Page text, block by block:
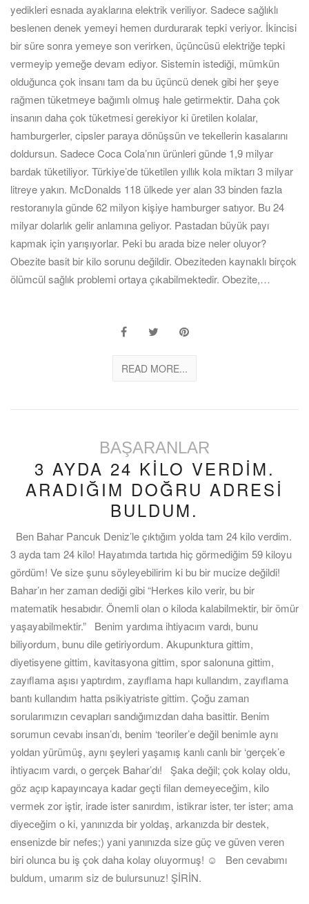
yedikleri esnada ayaklarına elektrik veriliyor. Sadece sağlıklı
beslenen denek yemeyi hemen durdurarak tepki veriyor. İkincisi
bir süre sonra yemeye son verirken, üçüncüsü elektriğe tepki
vermeyip yemeğe devam ediyor. Sistemin istediği, mümkün
olduğunca çok insanı tam da bu üçüncü denek gibi her şeye
rağmen tüketmeye bağımlı olmuş hale getirmektir. Daha çok
insanın daha çok tüketmesi gerekiyor ki üretilen kolalar,
hamburgerler, cipsler paraya dönüşsün ve tekellerin kasalarını
doldursun. Sadece Coca Cola’nın ürünleri günde 1,9 milyar
bardak tüketiliyor. Türkiye’de tüketilen yıllık kola miktarı 3 milyar
litreye yakın. McDonalds 118 ülkede yer alan 33 binden fazla
restoranıyla günde 62 milyon kişiye hamburger satıyor. Bu 24
milyar dolarlık gelir anlamına geliyor. Pastadan büyük payı
kapmak için yarışıyorlar. Peki bu arada bize neler oluyor?
Obezite basit bir kilo sorunu değildir. Obeziteden kaynaklı birçok
ölümcül sağlık problemi ortaya çıkabilmektedir. Obezite,…
READ MORE...
BAŞARANLAR
3 AYDA 24 KİLO VERDİM.
ARADIĞIM DOĞRU ADRESİ
BULDUM.
Ben Bahar Pancuk Deniz’le çıktığım yolda tam 24 kilo verdim.
3 ayda tam 24 kilo! Hayatımda tartıda hiç görmediğim 59 kiloyu
gördüm! Ve size şunu söyleyebilirim ki bu bir mucize değildi!
Bahar’ın her zaman dediği gibi “Herkes kilo verir, bu bir
matematik hesabıdır. Önemli olan o kiloda kalabilmektir, bir ömür
yaşayabilmektir.” Benim yardıma ihtiyacım vardı, bunu
biliyordum, bunu dile getiriyordum. Akupunktura gittim,
diyetisyene gittim, kavitasyona gittim, spor salonuna gittim,
zayıflama aşısı yaptırdım, zayıflama hapı kullandım, zayıflama
bantı kullandım hatta psikiyatriste gittim. Çoğu zaman
sorularımızın cevapları sandığımızdan daha basittir. Benim
sorumun cevabı insan’dı, benim ‘teoriler’e değil benimle aynı
yoldan yürümüş, aynı şeyleri yaşamış kanlı canlı bir ‘gerçek’e
ihtiyacım vardı, o gerçek Bahar’dı! Şaka değil; çok kolay oldu,
göz açıp kapayıncaya kadar geçti filan demeyeceğim, kilo
vermek zor iştir, irade ister sanırdım, istikrar ister, ter ister; ama
diyeceğim o ki, yanınızda bir yoldaş, arkanızda bir destek,
ensenizde bir nefes;) yani yanınızda size güç ve güven veren
biri olunca bu iş çok daha kolay oluyormuş! ☺ Ben cevabımı
buldum, umarım siz de bulursunuz! ŞİRİN.